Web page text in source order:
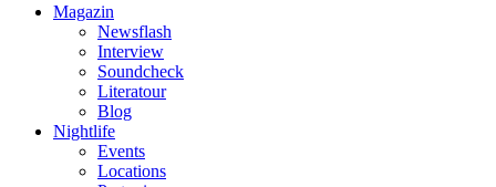
Magazin
Newsflash
Interview
Soundcheck
Literatour
Blog
Nightlife
Events
Locations